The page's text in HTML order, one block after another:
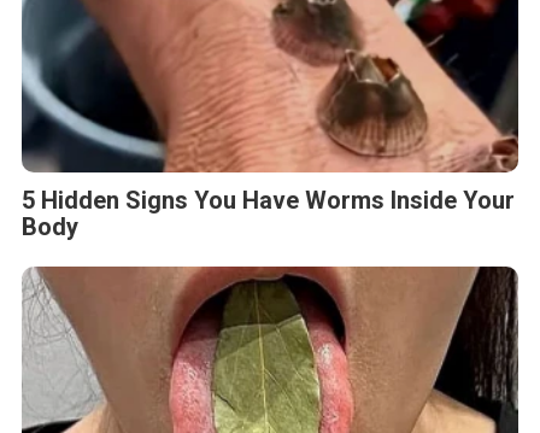
5 Hidden Signs You Have Worms Inside Your
Body